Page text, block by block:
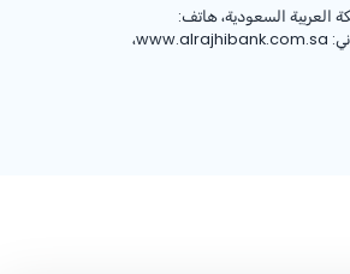
، 8001244455 العنوان الوطني: شركة الراجحي المصرفية للاستثمار، 8467 طريق الملك فهد – حي المروج، وحدة رقم (1)، الرياض 12263 – 2743، الموقع الإلكتروني: www.alrajhibank.com.sa،